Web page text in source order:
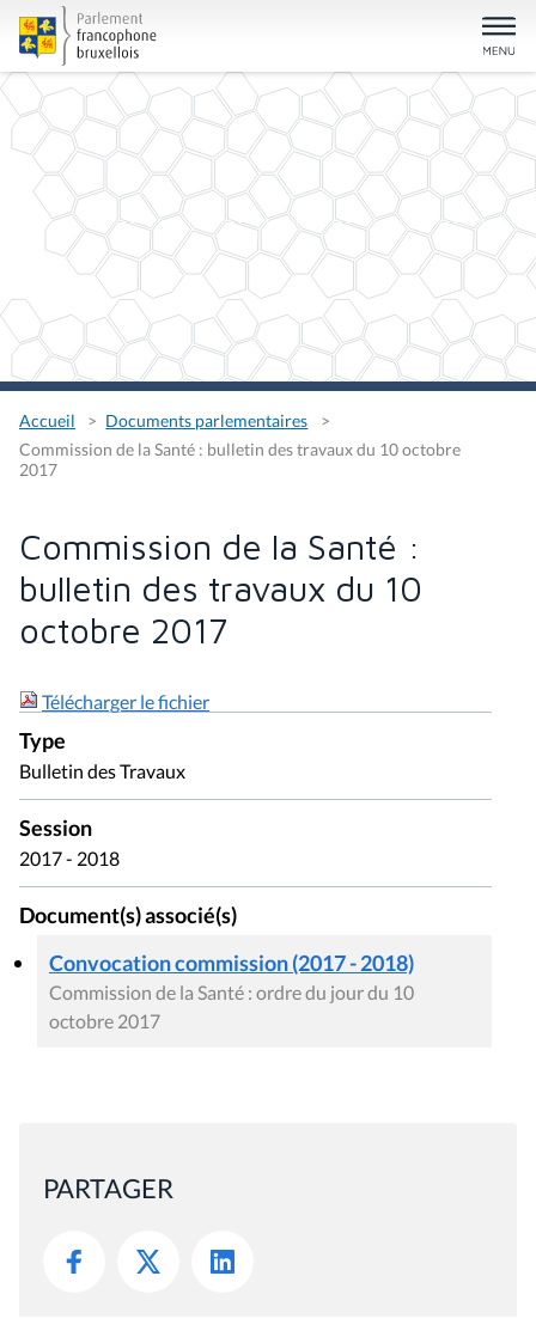
Accueil
Documents parlementaires
Commission de la Santé : bulletin des travaux du 10 octobre
2017
Commission de la Santé :
bulletin des travaux du 10
octobre 2017
Télécharger le fichier
Type
Bulletin des Travaux
Session
2017 - 2018
Document(s) associé(s)
Convocation commission (2017 - 2018)
Commission de la Santé : ordre du jour du 10
octobre 2017
PARTAGER